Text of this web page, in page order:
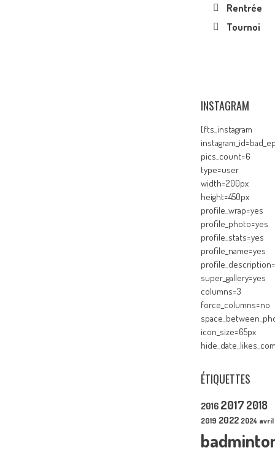
Rentrée
Tournoi
INSTAGRAM
[fts_instagram
pics_count=6
type=user
width=200px
height=450px
profile_wrap=yes
profile_photo=yes
profile_stats=yes
profile_name=yes
super_gallery=yes
columns=3
force_columns=no
icon_size=65px
ÉTIQUETTES
2016 2017 2018
2019 2022 2024 avril